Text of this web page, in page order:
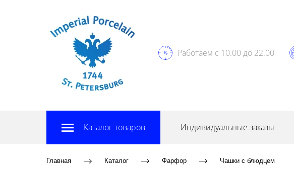
Работаем с 10.00 до 22.00
Каталог товаров Индивидуальные заказы
Главная Каталог Фарфор Чашки с блюдцем